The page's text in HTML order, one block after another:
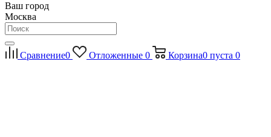
Ваш город
Москва
Сравнение0 Отложенные 0 Корзина0 пуста 0